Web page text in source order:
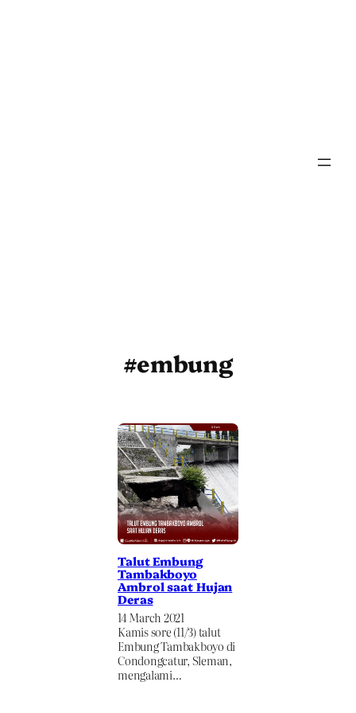
#embung
Talut Embung
Tambakboyo
Ambrol saat Hujan
Deras
14 March 2021
Kamis sore (11/3) talut
Embung Tambakboyo di
Condongcatur, Sleman,
mengalami…